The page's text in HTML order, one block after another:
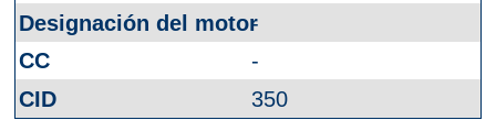
-
-
350